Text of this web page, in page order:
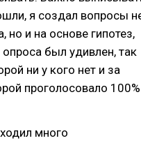
я создал вопросы
но и на основе гипотез,
был удивлен, так
ни у кого нет и за
проголосовало 100%
много